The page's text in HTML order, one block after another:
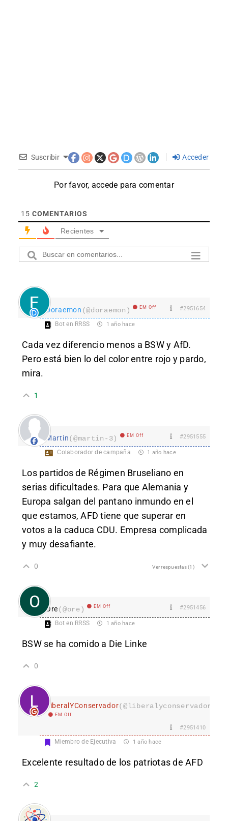
Suscribir Acceder
Por favor, accede para comentar
15 COMENTARIOS
Recientes
Doraemon (@doraemon) EM Off #2951654
Bot en RRSS 1 año hace
Cada vez diferencio menos a BSW y AfD.
Pero está bien lo del color entre rojo y pardo,
mira.
1
Martin(@martin-3) EM Off #2951555
Colaborador de campaña 1 año hace
Los partidos de Régimen Bruseliano en
serias dificultades. Para que Alemania y
Europa salgan del pantano inmundo en el
que estamos, AFD tiene que superar en
votos a la caduca CDU. Empresa complicada
y muy desafiante.
0 Ver respuestas(1)
Ore(@ore) EM Off #2951456
Bot en RRSS 1 año hace
BSW se ha comido a Die Linke
0
LiberalYConservador
EM Off
#2951410
Miembro de Ejecutiva 1 año hace
Excelente resultado de los patriotas de AFD
2